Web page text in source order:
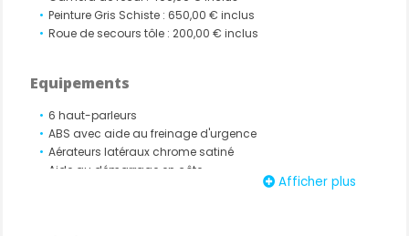
Peinture Gris Schiste : 650,00 € inclus
Roue de secours tôle : 200,00 € inclus
Equipements
6 haut-parleurs
ABS avec aide au freinage d'urgence
Aérateurs latéraux chrome satiné
Aide au démarrage en côte
Afficher plus